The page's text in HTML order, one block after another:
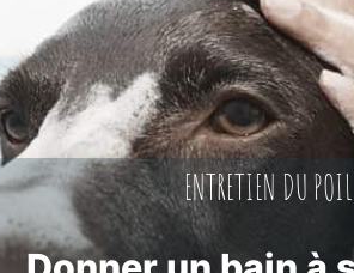
ENTRETIEN DU POIL